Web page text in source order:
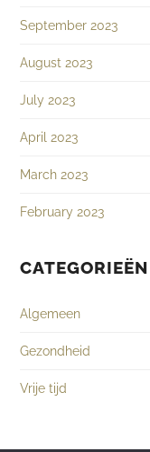
September 2023
August 2023
July 2023
April 2023
March 2023
February 2023
CATEGORIEËN
Algemeen
Gezondheid
Vrije tijd